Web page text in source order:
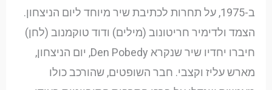
ב-1975, על תחרות לכתיבת שיר מיוחד ליום הניצחון.
הצמד ולדימיר חריטונוב (מילים) ודוד טוקמנוב (לחן)
חיברו יחדיו שיר שנקרא Den Pobedy, יום הניצחון,
מארש עליז וקצבי. חבר השופטים, שהורכב כולו